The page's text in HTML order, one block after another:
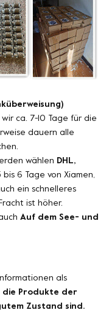
ca. 7-10 Tage für die
dauern alle
wählen DHL,
6 Tage von Xiamen,
ein schnelleres
ist höher.
Auf dem See- und
als
die Produkte der
Zustand sind.